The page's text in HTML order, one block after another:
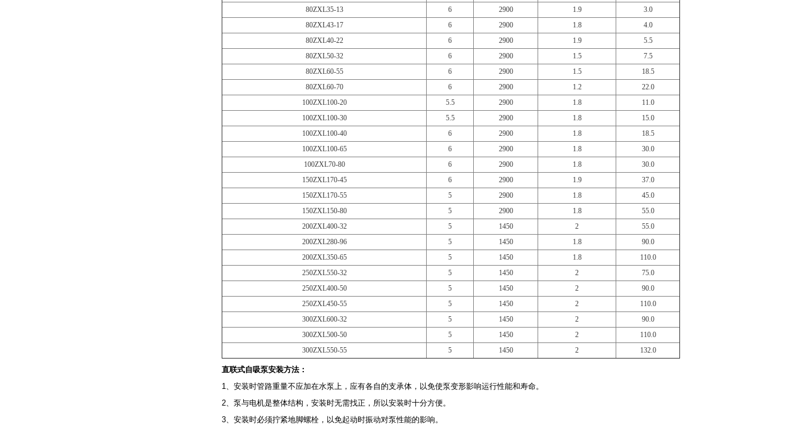
80ZXL35-13
6 2900 1.9
3.0
80ZXL43-17
6 2900 1.8
4.0
80ZXL40-22
6 2900 1.9
5.5
80ZXL50-32
6 2900 1.5
7.5
80ZXL60-55
6 2900 1.5
18.5
80ZXL60-70
6 2900 1.2
22.0
100ZXL100-20
5.5 2900 1.8
11.0
100ZXL100-30
5.5 2900 1.8
15.0
100ZXL100-40
6 2900 1.8
18.5
100ZXL100-65
6 2900 1.8
30.0
100ZXL70-80
6 2900 1.8
30.0
150ZXL170-45
6 2900 1.9
37.0
150ZXL170-55
5 2900 1.8
45.0
150ZXL150-80
5 2900 1.8
55.0
200ZXL400-32
5 1450 2
55.0
200ZXL280-96
5 1450 1.8
90.0
200ZXL350-65
5 1450 1.8
110.0
250ZXL550-32
5 1450 2
75.0
250ZXL400-50
5 1450 2
90.0
250ZXL450-55
5 1450 2
110.0
300ZXL600-32
5 1450 2
90.0
300ZXL500-50
5 1450 2
110.0
300ZXL550-55
5 1450 2 132.0
直联式自吸泵安装方法：
1、安装时管路重量不应加在水泵上，应有各自的支承体，以免使泵变形影响运行性能和寿命。
2、泵与电机是整体结构，安装时无需找正，所以安装时十分方便。
3、安装时必须拧紧地脚螺栓，以免起动时振动对泵性能的影响。